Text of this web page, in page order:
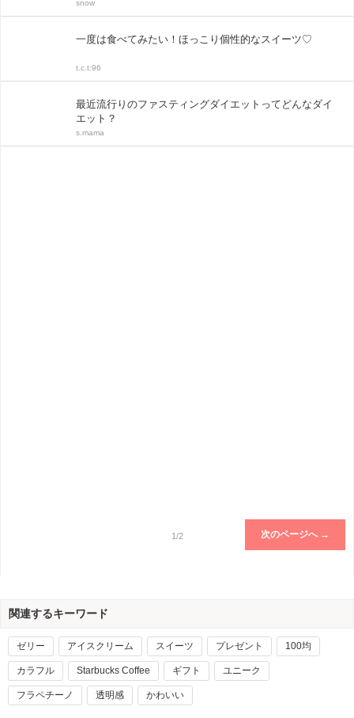
snow
一度は食べてみたい！ほっこり個性的なスイーツ♡
t.c.t:96
最近流行りのファスティングダイエットってどんなダイ
エット？
s.mama
1/2 次のページへ →
関連するキーワード
ゼリー アイスクリーム スイーツ プレゼント 100均
カラフル Starbucks Coffee ギフト ユニーク
フラペチーノ 透明感 かわいい